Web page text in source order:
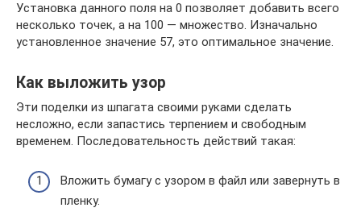
Установка данного поля на 0 позволяет добавить всего
несколько точек, а на 100 — множество. Изначально
установленное значение 57, это оптимальное значение.
Как выложить узор
Эти поделки из шпагата своими руками сделать
несложно, если запастись терпением и свободным
временем. Последовательность действий такая:
Вложить бумагу с узором в файл или завернуть в
пленку.